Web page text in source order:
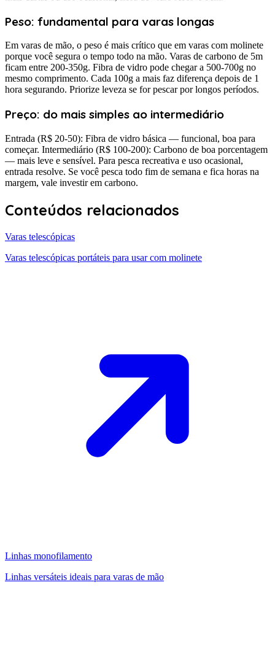
Peso: fundamental para varas longas
Em varas de mão, o peso é mais crítico que em varas com molinete
porque você segura o tempo todo na mão. Varas de carbono de 5m
ficam entre 200-350g. Fibra de vidro pode chegar a 500-700g no
mesmo comprimento. Cada 100g a mais faz diferença depois de 1
hora segurando. Priorize leveza se for pescar por longos períodos.
Preço: do mais simples ao intermediário
Entrada (R$ 20-50): Fibra de vidro básica — funcional, boa para
começar. Intermediário (R$ 100-200): Carbono de boa porcentagem
— mais leve e sensível. Para pesca recreativa e uso ocasional,
entrada resolve. Se você pesca todo fim de semana e fica horas na
margem, vale investir em carbono.
Conteúdos relacionados
Varas telescópicas
Varas telescópicas portáteis para usar com molinete
Linhas monofilamento
Linhas versáteis ideais para varas de mão